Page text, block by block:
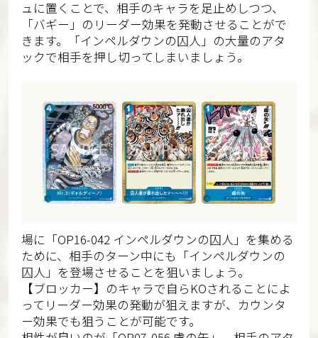
ュに置くことで、相手のキャラを足止めしつつ、
「バギー」のリーダー効果を発動させることがで
きます。「インペルダウンの囚人」の大量のアタ
ックで相手を押し切ってしまいましょう。
場に「OP16-042 インペルダウンの囚人」を集める
ために、相手のターン中にも「インペルダウンの
囚人」を登場させることを狙いましょう。
【ブロッカー】のキャラで自らKOされることによ
ってリーダー効果の発動が狙えますが、カウンタ
ー効果でも狙うことが可能です。